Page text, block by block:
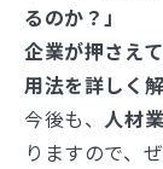
るのか？」
企業が押さえ
用法を詳しく
今後も、 人材
りますので、